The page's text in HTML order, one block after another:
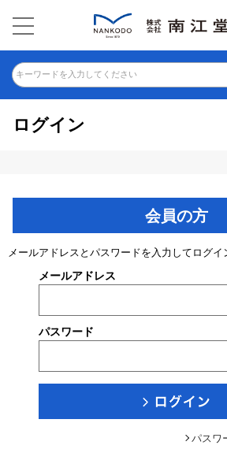
キーワードを入力してください
ログイン
会員の方
メールアドレスとパスワードを入力してログイ
メールアドレス
パスワード
パスワ